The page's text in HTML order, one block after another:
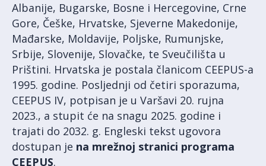
Albanije, Bugarske, Bosne i Hercegovine, Crne
Gore, Češke, Hrvatske, Sjeverne Makedonije,
Mađarske, Moldavije, Poljske, Rumunjske,
Srbije, Slovenije, Slovačke, te Sveučilišta u
Prištini. Hrvatska je postala članicom CEEPUS-a
1995. godine. Posljednji od četiri sporazuma,
CEEPUS IV, potpisan je u Varšavi 20. rujna
2023., a stupit će na snagu 2025. godine i
trajati do 2032. g. Engleski tekst ugovora
dostupan je na mrežnoj stranici programa
CEEPUS.